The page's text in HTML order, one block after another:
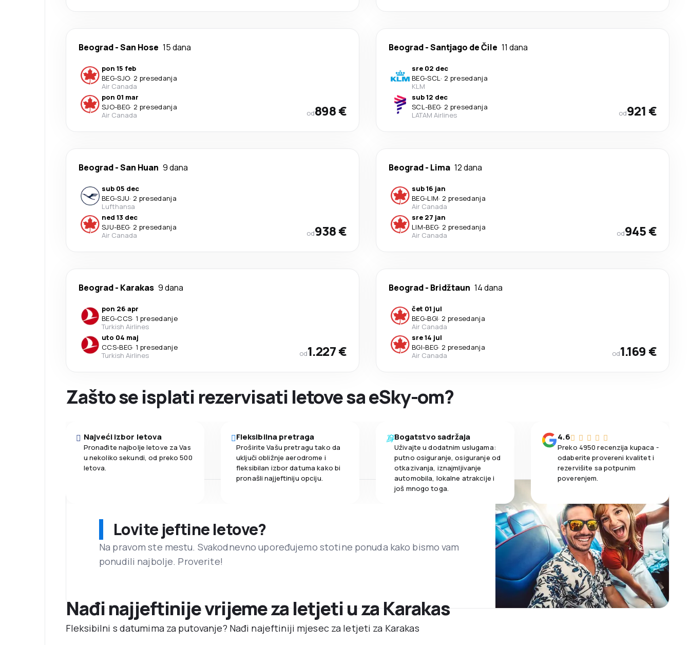
Beograd-San Hose 15 dana
pon 15 feb
BEG-SJO· 2 presedanja
Air Canada
pon 01 mar
SJO-BEG· 2 presedanja
Air Canada
od898 €
Beograd-Santjago de Čile 11 dana
sre 02 dec
BEG-SCL· 2 presedanja
KLM
sub 12 dec
SCL-BEG· 2 presedanja
LATAM Airlines
od921 €
Beograd-San Huan 9 dana
sub 05 dec
BEG-SJU· 2 presedanja
Lufthansa
ned 13 dec
SJU-BEG· 2 presedanja
Air Canada
od938 €
Beograd- Lima 12 dana
sub 16 jan
BEG-LIM· 2 presedanja
Air Canada
sre 27 jan
LIM-BEG· 2 presedanja
Air Canada
od945 €
Beograd- Karakas 9 dana
pon 26 apr
BEG-CCS· 1 presedanje
Turkish Airlines
uto 04 maj
CCS-BEG· 1 presedanje
Turkish Airlines
od1.227 €
Beograd- Bridžtaun 14 dana
čet 01 jul
BEG-BGI· 2 presedanja
Air Canada
sre 14 jul
BGI-BEG· 2 presedanja
Air Canada
od1.169 €
Zašto se isplati rezervisati letove sa eSky-om?
Najveći izbor letova
Pronađite najbolje letove za Vas
u nekoliko sekundi, od preko 500
letova.
Fleksibilna pretraga
Proširite Vašu pretragu tako da
uključi obližnje aerodrome i
fleksibilan izbor datuma kako bi
pronašli najjeftiniju opciju.
Bogatstvo sadržaja
Uživajte u dodatnim uslugama:
putno osiguranje, osiguranje od
otkazivanja, iznajmljivanje
automobila, lokalne atrakcije i
još mnogo toga.
4.6
Preko 4950 recenzija kupaca -
odaberite provereni kvalitet i
rezervišite sa potpunim
poverenjem.
Lovite jeftine letove?
Na pravom ste mestu. Svakodnevno upoređujemo stotine ponuda kako bismo vam
ponudili najbolje. Proverite!
Nađi najjeftinije vrijeme za letjeti u za Karakas
Fleksibilni s datumima za putovanje? Nađi najeftiniji mjesec za letjeti za Karakas